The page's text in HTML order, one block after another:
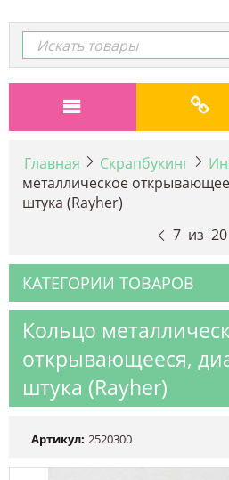
Главная Скрапбукинг
металлическое
штука (Rayher)
7 из 20
КАТЕГОРИИ ТОВАРОВ
Кольцо
открывающееся,
штука (Rayher)
Артикул: 2520300